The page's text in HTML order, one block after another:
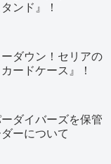
ンド』！
ダウン！セリアの
ードケース』！
ダイバーズを保管
ーについて